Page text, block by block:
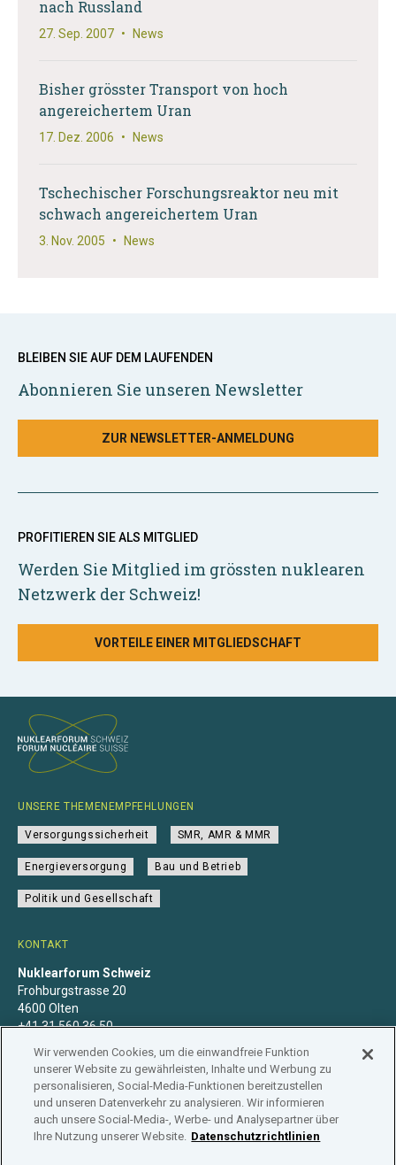
nach Russland
27. Sep. 2007 • News
Bisher grösster Transport von hoch
angereichertem Uran
17. Dez. 2006 • News
Tschechischer Forschungsreaktor neu mit
schwach angereichertem Uran
3. Nov. 2005 • News
BLEIBEN SIE AUF DEM LAUFENDEN
Abonnieren Sie unseren Newsletter
ZUR NEWSLETTER-ANMELDUNG
PROFITIEREN SIE ALS MITGLIED
Werden Sie Mitglied im grössten nuklearen
Netzwerk der Schweiz!
VORTEILE EINER MITGLIEDSCHAFT
KONTAKT
Nuklearforum Schweiz
Frohburgstrasse 20
4600 Olten
+41 31 560 36 50
UNSERE THEMENEMPFEHLUNGEN
Versorgungssicherheit SMR, AMR & MMR
Energieversorgung Bau und Betrieb
Politik und Gesellschaft
Datenschutzerklärung Impressum Mitgliedschaft
Wir verwenden Cookies, um die einwandfreie Funktion
unserer Website zu gewährleisten, Inhalte und Werbung zu
personalisieren, Social-Media-Funktionen bereitzustellen
und unseren Datenverkehr zu analysieren. Wir informieren
auch unsere Social-Media-, Werbe- und Analysepartner über
Ihre Nutzung unserer Website. Datenschutzrichtlinien